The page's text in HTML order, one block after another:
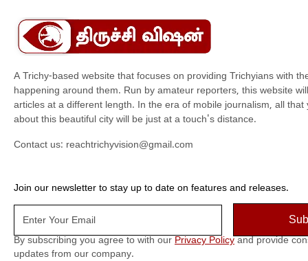
A Trichy-based website that focuses on providing Trichyians with
happening around them. Run by amateur reporters, this website
articles at a different length. In the era of mobile journalism, all that
about this beautiful city will be just at a touch's distance.
Contact us: reachtrichyvision@gmail.com
Join our newsletter to stay up to date on features and releases.
By subscribing you agree to with our Privacy Policy and provide
updates from our company.